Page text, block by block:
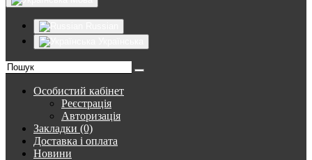
Особистий кабінет
Реєстрація
Авторизація
Закладки (0)
Доставка і оплата
Новини